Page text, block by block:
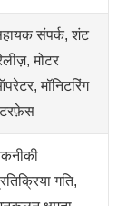
संपर्क, शंट
मोटर
मॉनिटरिंग
गति,